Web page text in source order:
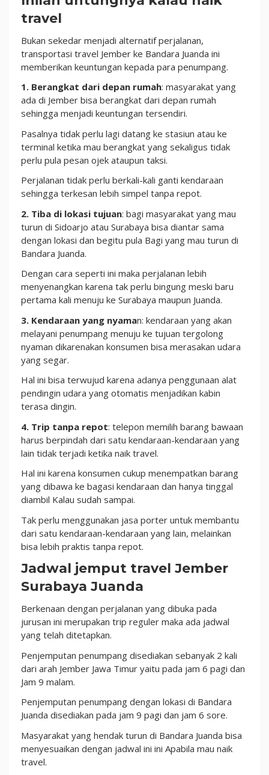
travel
Bukan sekedar menjadi alternatif perjalanan,
transportasi travel Jember ke Bandara Juanda ini
memberikan keuntungan kepada para penumpang.
1. Berangkat dari depan rumah: masyarakat yang
ada di Jember bisa berangkat dari depan rumah
sehingga menjadi keuntungan tersendiri.
Pasalnya tidak perlu lagi datang ke stasiun atau ke
terminal ketika mau berangkat yang sekaligus tidak
perlu pula pesan ojek ataupun taksi.
Perjalanan tidak perlu berkali-kali ganti kendaraan
sehingga terkesan lebih simpel tanpa repot.
2. Tiba di lokasi tujuan: bagi masyarakat yang mau
turun di Sidoarjo atau Surabaya bisa diantar sama
dengan lokasi dan begitu pula Bagi yang mau turun di
Bandara Juanda.
Dengan cara seperti ini maka perjalanan lebih
menyenangkan karena tak perlu bingung meski baru
pertama kali menuju ke Surabaya maupun Juanda.
3. Kendaraan yang nyaman: kendaraan yang akan
melayani penumpang menuju ke tujuan tergolong
nyaman dikarenakan konsumen bisa merasakan udara
yang segar.
Hal ini bisa terwujud karena adanya penggunaan alat
pendingin udara yang otomatis menjadikan kabin
terasa dingin.
4. Trip tanpa repot: telepon memilih barang bawaan
harus berpindah dari satu kendaraan-kendaraan yang
lain tidak terjadi ketika naik travel.
Hal ini karena konsumen cukup menempatkan barang
yang dibawa ke bagasi kendaraan dan hanya tinggal
diambil Kalau sudah sampai.
Tak perlu menggunakan jasa porter untuk membantu
dari satu kendaraan-kendaraan yang lain, melainkan
bisa lebih praktis tanpa repot.
Jadwal jemput travel Jember
Surabaya Juanda
Berkenaan dengan perjalanan yang dibuka pada
jurusan ini merupakan trip reguler maka ada jadwal
yang telah ditetapkan.
Penjemputan penumpang disediakan sebanyak 2 kali
dari arah Jember Jawa Timur yaitu pada jam 6 pagi dan
Jam 9 malam.
Penjemputan penumpang dengan lokasi di Bandara
Juanda disediakan pada jam 9 pagi dan jam 6 sore.
Masyarakat yang hendak turun di Bandara Juanda bisa
menyesuaikan dengan jadwal ini ini Apabila mau naik
travel.